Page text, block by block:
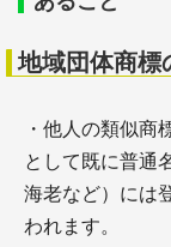
地域団体商標
・他人の類似商
として既に普通
海老など）には
われます。